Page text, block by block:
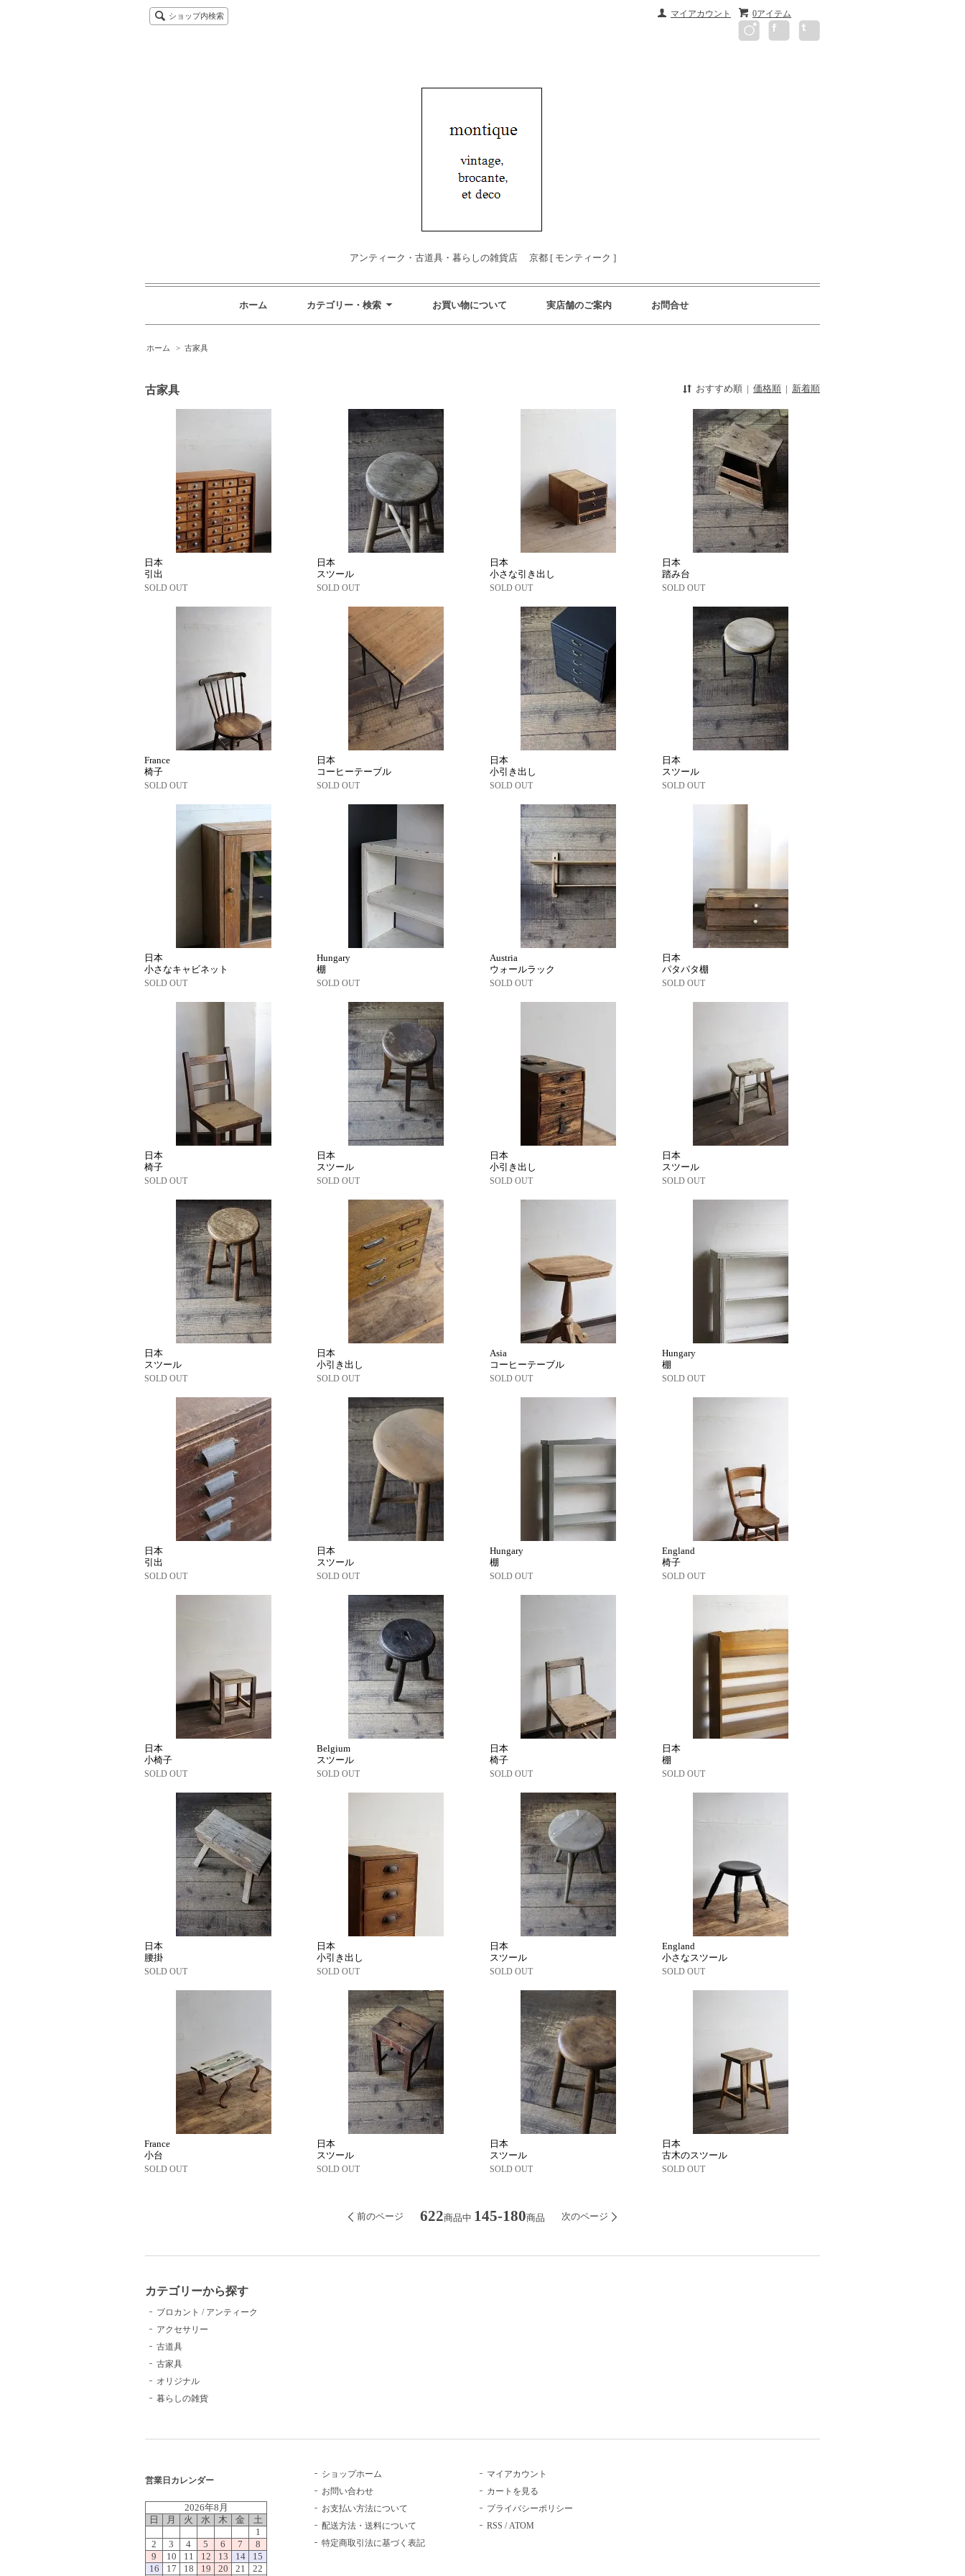
0アイテム
マイアカウント
ショップ内検索
アンティーク・古道具・暮らしの雑貨店 京都 [ モンティーク ]
ホーム カテゴリー・検索 お買い物について 実店舗のご案内 お問合せ
ホーム > 古家具
古家具 おすすめ順 | 価格順 | 新着順
日本
引出
SOLD OUT
日本
スツール
SOLD OUT
日本
小さな引き出し
SOLD OUT
日本
踏み台
SOLD OUT
France
椅子
SOLD OUT
日本
コーヒーテーブル
SOLD OUT
日本
小引き出し
SOLD OUT
日本
スツール
SOLD OUT
日本
小さなキャビネット
SOLD OUT
Hungary
棚
SOLD OUT
Austria
ウォールラック
SOLD OUT
日本
パタパタ棚
SOLD OUT
日本
椅子
SOLD OUT
日本
スツール
SOLD OUT
日本
小引き出し
SOLD OUT
日本
スツール
SOLD OUT
日本
スツール
SOLD OUT
日本
小引き出し
SOLD OUT
Asia
コーヒーテーブル
SOLD OUT
Hungary
棚
SOLD OUT
日本
引出
SOLD OUT
日本
スツール
SOLD OUT
Hungary
棚
SOLD OUT
England
椅子
SOLD OUT
日本
小椅子
SOLD OUT
Belgium
スツール
SOLD OUT
日本
椅子
SOLD OUT
日本
棚
SOLD OUT
日本
腰掛
SOLD OUT
日本
小引き出し
SOLD OUT
日本
スツール
SOLD OUT
England
小さなスツール
SOLD OUT
France
小台
SOLD OUT
日本
スツール
SOLD OUT
日本
スツール
SOLD OUT
日本
古木のスツール
SOLD OUT
前のページ 622商品中 145-180商品 次のページ
カテゴリーから探す
ブロカント / アンティーク
アクセサリー
古道具
古家具
オリジナル
暮らしの雑貨
営業日カレンダー
2026年8月
日
月 火 水 木 金
土
1
2
3 4 5 6 7
8
9
10 11 12 13 14
15
16
17 18 19 20 21
22
ショップホーム
お問い合わせ
お支払い方法について
配送方法・送料について
特定商取引法に基づく表記
マイアカウント
カートを見る
プライバシーポリシー
RSS /ATOM